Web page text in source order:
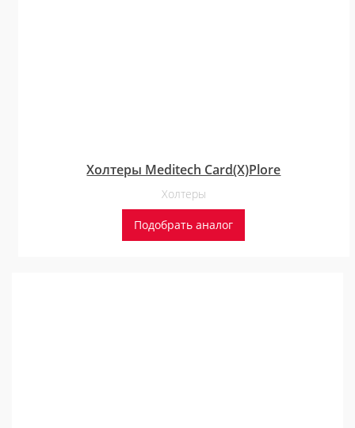
Холтеры Meditech Card(X)Plore
Холтеры
Подобрать аналог